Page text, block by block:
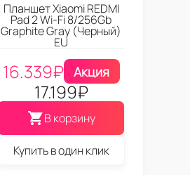
Планшет Xiaomi REDMI
Pad 2 Wi-Fi 8/256Gb
Graphite Gray (Черный)
EU
16.339₽ Акция
17.199₽
В корзину
Купить в один клик